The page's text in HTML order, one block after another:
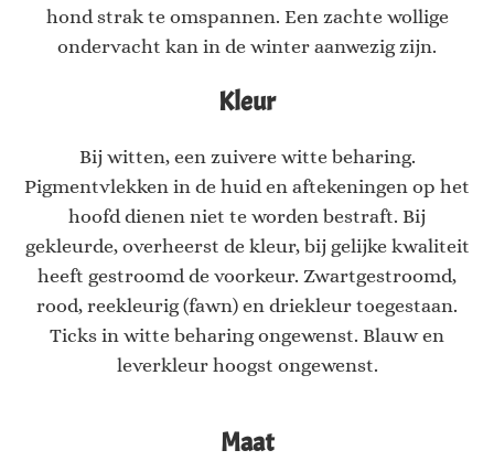
hond strak te omspannen. Een zachte wollige
ondervacht kan in de winter aanwezig zijn.
Kleur
Bij witten, een zuivere witte beharing.
Pigmentvlekken in de huid en aftekeningen op het
hoofd dienen niet te worden bestraft. Bij
gekleurde, overheerst de kleur, bij gelijke kwaliteit
heeft gestroomd de voorkeur. Zwartgestroomd,
rood, reekleurig (fawn) en driekleur toegestaan.
Ticks in witte beharing ongewenst. Blauw en
leverkleur hoogst ongewenst.
Maat